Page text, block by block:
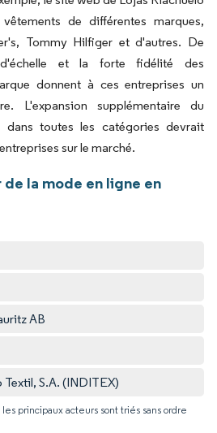
de différentes marques,
Tommy Hilfiger et d'autres. De
et la forte fidélité des
donnent à ces entreprises un
L'expansion supplémentaire du
toutes les catégories devrait
sur le marché.
la mode en ligne en
AB
S.A. (INDITEX)
principaux acteurs sont triés sans ordre